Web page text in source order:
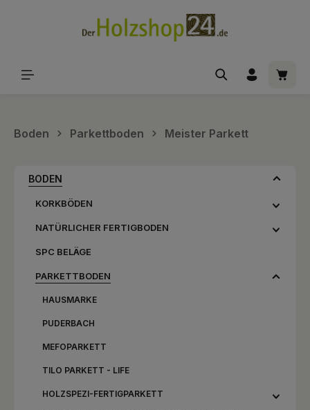
Boden Parkettboden Meister Parkett
BODEN
KORKBÖDEN
NATÜRLICHER FERTIGBODEN
SPC BELÄGE
PARKETTBODEN
HAUSMARKE
PUDERBACH
MEFOPARKETT
TILO PARKETT - LIFE
HOLZSPEZI-FERTIGPARKETT